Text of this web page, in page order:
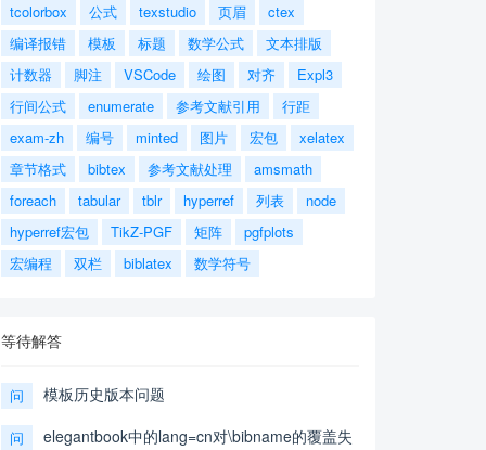
tcolorbox
公式 texstudio 页眉
ctex
编译报错
模板 标题 数学公式
文本排版
计数器
脚注 VSCode 绘图 对齐
Expl3
行间公式
enumerate 参考文献引用
行距
exam-zh
编号 minted 图片 宏包
xelatex
章节格式
bibtex 参考文献处理
amsmath
foreach
tabular tblr hyperref 列表
node
hyperref宏包
TikZ-PGF 矩阵
pgfplots
宏编程
双栏 biblatex 数学符号
等待解答
问 模板历史版本问题
问
elegantbook中的lang=cn对\bibname的覆盖失